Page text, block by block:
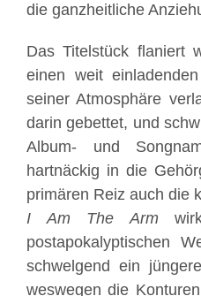
die ganzheitliche
Das Titelstück flaniert
einen weit
seiner Atmosphäre
darin gebettet, und
Album- und
hartnäckig in die
primären Reiz auch die
I Am The Arm
postapokalyptischen
schwelgend ein
weswegen die